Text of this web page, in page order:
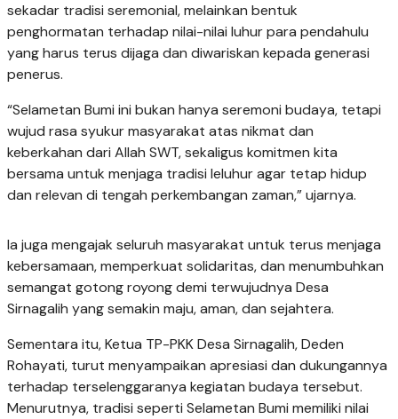
sekadar tradisi seremonial, melainkan bentuk
penghormatan terhadap nilai-nilai luhur para pendahulu
yang harus terus dijaga dan diwariskan kepada generasi
penerus.
“Selametan Bumi ini bukan hanya seremoni budaya, tetapi
wujud rasa syukur masyarakat atas nikmat dan
keberkahan dari Allah SWT, sekaligus komitmen kita
bersama untuk menjaga tradisi leluhur agar tetap hidup
dan relevan di tengah perkembangan zaman,” ujarnya.
Ia juga mengajak seluruh masyarakat untuk terus menjaga
kebersamaan, memperkuat solidaritas, dan menumbuhkan
semangat gotong royong demi terwujudnya Desa
Sirnagalih yang semakin maju, aman, dan sejahtera.
Sementara itu, Ketua TP-PKK Desa Sirnagalih, Deden
Rohayati, turut menyampaikan apresiasi dan dukungannya
terhadap terselenggaranya kegiatan budaya tersebut.
Menurutnya, tradisi seperti Selametan Bumi memiliki nilai